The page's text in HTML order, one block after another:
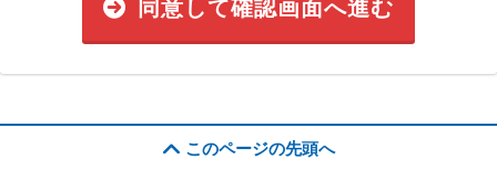
同意して確認画面へ進む
このページの先頭へ